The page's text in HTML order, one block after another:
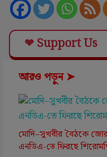
❤ Support Us
আরও পড়ুন ➤
মোদি–সুখবীর বৈঠকে
এনডিএ-তে ফিরছে